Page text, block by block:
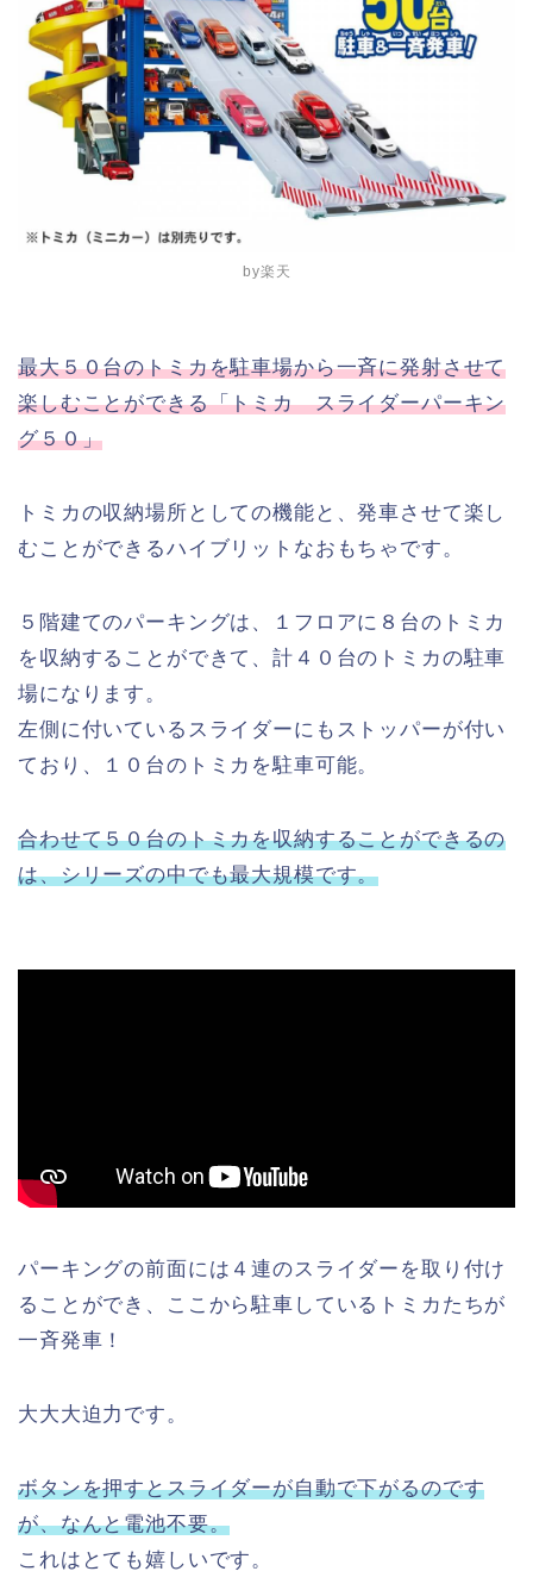
by楽天
最大５０台のトミカを駐車場から一斉に発射させて
楽しむことができる「トミカ スライダーパーキン
グ５０」
トミカの収納場所としての機能と、発車させて楽し
むことができるハイブリットなおもちゃです。
５階建てのパーキングは、１フロアに８台のトミカ
を収納することができて、計４０台のトミカの駐車
場になります。
左側に付いているスライダーにもストッパーが付い
ており、１０台のトミカを駐車可能。
合わせて５０台のトミカを収納することができるの
は、シリーズの中でも最大規模です。
パーキングの前面には４連のスライダーを取り付け
ることができ、ここから駐車しているトミカたちが
一斉発車！
大大大迫力です。
ボタンを押すとスライダーが自動で下がるのです
が、なんと電池不要。
これはとても嬉しいです。